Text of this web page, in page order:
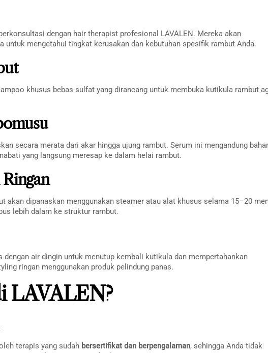
dengan hair therapist profesional LAVALEN. Mereka akan
untuk mengetahui tingkat kerusakan dan kebutuhan spesifik rambut Anda.
khusus bebas sulfat yang dirancang untuk membuka kutikula rambut
secara merata dari akar hingga ujung rambut. Serum ini mengandung
yang langsung meresap ke dalam helai rambut.
akan dipanaskan menggunakan steamer atau alat khusus selama 15–20
lebih dalam ke struktur rambut.
dengan air dingin untuk menutup kembali kutikula dan mempertahankan
ringan menggunakan produk pelindung panas.
LAVALEN?
terapis yang sudah bersertifikat dan berpengalaman, sehingga Anda tidak